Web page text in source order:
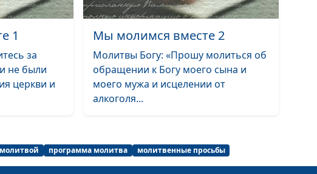
1
за
не были
церкви и
Мы молимся вместе 2
Молитвы Богу: «Прошу молиться об
обращении к Богу моего сына и
моего мужа и исцелении от
алкоголя...
программа молитва молитвенные просьбы